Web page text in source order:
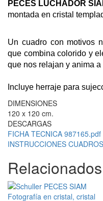
PECES LUCHADOR
montada en cristal
Un cuadro con motivos
que combina colorido y
que nos relajan y anima a
Incluye herraje para
DIMENSIONES
120 x 120 cm.
DESCARGAS
FICHA TECNICA 987165.pdf
INSTRUCCIONES
Relacionados